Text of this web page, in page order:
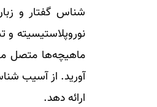
شناس گفتار و
نوروپلاستیسیته
ماهیچه‌ها متصل
آورید. از آسیب
ارائه دهد.